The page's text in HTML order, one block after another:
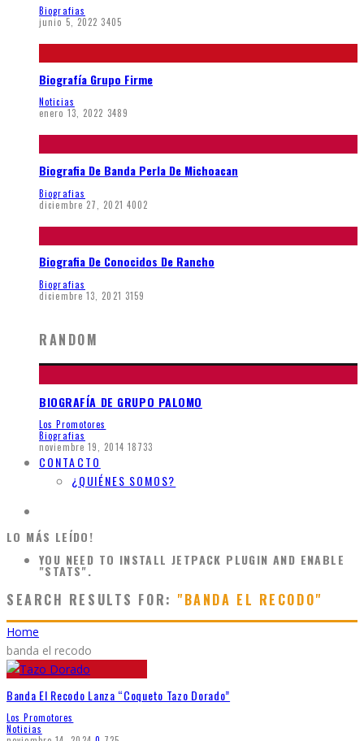
Biografias
junio 5, 2022 3405
Biografía Grupo Firme
Noticias
enero 13, 2022 3489
Biografia De Banda Perla De Michoacan
Biografias
diciembre 27, 2021 4002
Biografia De Conocidos De Rancho
Biografias
diciembre 13, 2021 3159
RANDOM
BIOGRAFÍA DE GRUPO PALOMO
Los Promotores
Biografias
noviembre 19, 2014 18733
CONTACTO
¿QUIÉNES SOMOS?
LO MÁS LEÍDO!
YOU NEED TO INSTALL JETPACK PLUGIN AND ENABLE
"STATS".
SEARCH RESULTS FOR: "BANDA EL RECODO"
Home
banda el recodo
Banda El Recodo Lanza “Coqueto Tazo Dorado”
Los Promotores
Noticias